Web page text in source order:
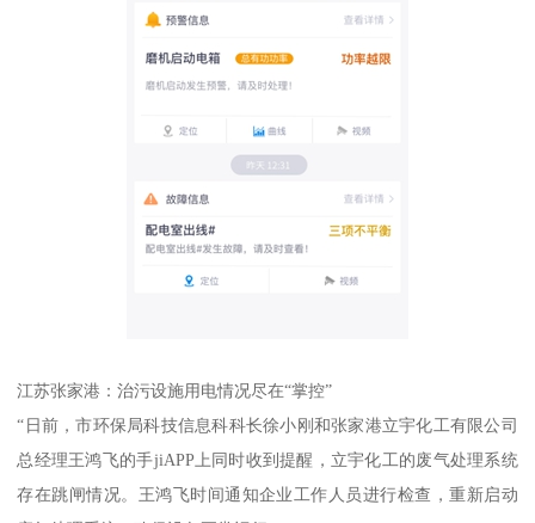
江苏张家港：治污设施用电情况尽在“掌控”
“日前，市环保局科技信息科科长徐小刚和张家港立宇化工有限公司
总经理王鸿飞的手jiAPP上同时收到提醒，立宇化工的废气处理系统
存在跳闸情况。王鸿飞时间通知企业工作人员进行检查，重新启动